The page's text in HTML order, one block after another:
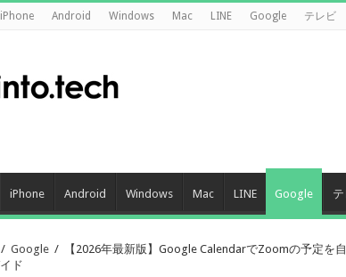
iPhone Android Windows Mac LINE Google テレビ
iPhone Android Windows Mac LINE Google
/ Google /
【2026年最新版】Google CalendarでZoomの予定を
ド